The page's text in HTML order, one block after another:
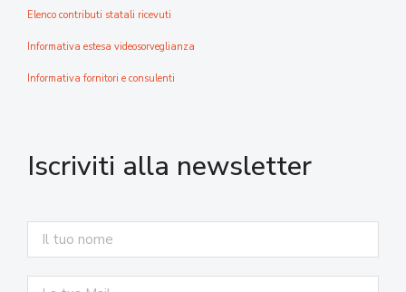
Elenco contributi statali ricevuti
Informativa estesa videosorveglianza
Informativa fornitori e consulenti
Iscriviti alla newsletter